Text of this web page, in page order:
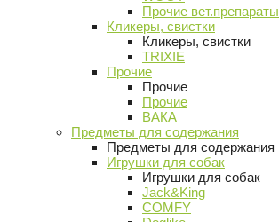
Прочие вет.препараты
Кликеры, свистки
Кликеры, свистки
TRIXIE
Прочие
Прочие
Прочие
ВАКА
Предметы для содержания
Предметы для содержания
Игрушки для собак
Игрушки для собак
Jack&King
COMFY